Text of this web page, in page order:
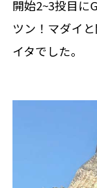
開始2~3投目に
ツン！マダイ
イタでした。